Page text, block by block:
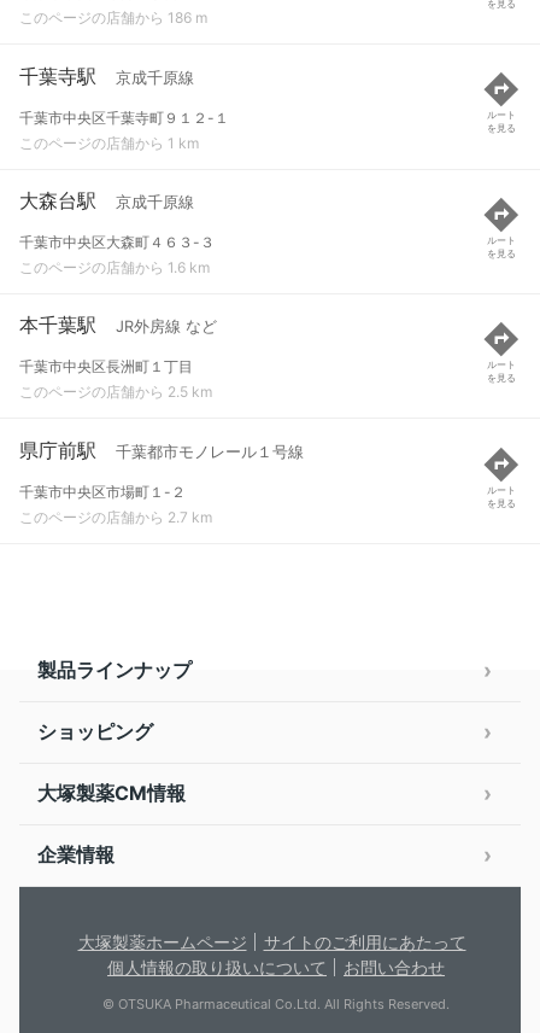
このページの店舗から 186 m
を見る
千葉寺駅 京成千原線
千葉市中央区千葉寺町９１２-１
このページの店舗から 1 km
ルート
を見る
大森台駅 京成千原線
千葉市中央区大森町４６３-３
このページの店舗から 1.6 km
ルート
を見る
本千葉駅 JR外房線 など
千葉市中央区長洲町１丁目
このページの店舗から 2.5 km
ルート
を見る
県庁前駅 千葉都市モノレール１号線
千葉市中央区市場町１-２
このページの店舗から 2.7 km
ルート
を見る
製品ラインナップ
ショッピング
大塚製薬CM情報
企業情報
大塚製薬ホームページ
サイトのご利用にあたって
個人情報の取り扱いについて
お問い合わせ
© OTSUKA Pharmaceutical Co.Ltd. All Rights Reserved.